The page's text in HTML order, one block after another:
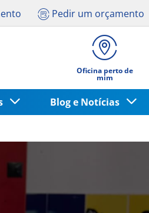
Pedir um orçamento
Oficina perto de
mim
Blog e Notícias